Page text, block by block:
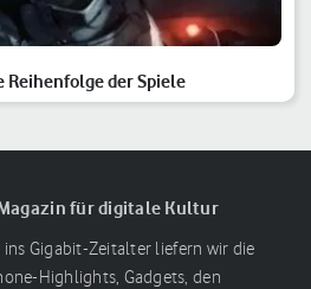
der Spiele
für digitale Kultur
ins Gigabit-Zeitalter liefern wir die
Highlights, Gadgets, den